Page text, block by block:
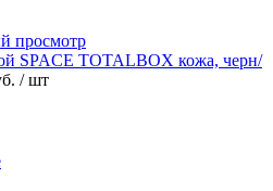
просмотр
SPACE TOTALBOX кожа, черн/
/ шт